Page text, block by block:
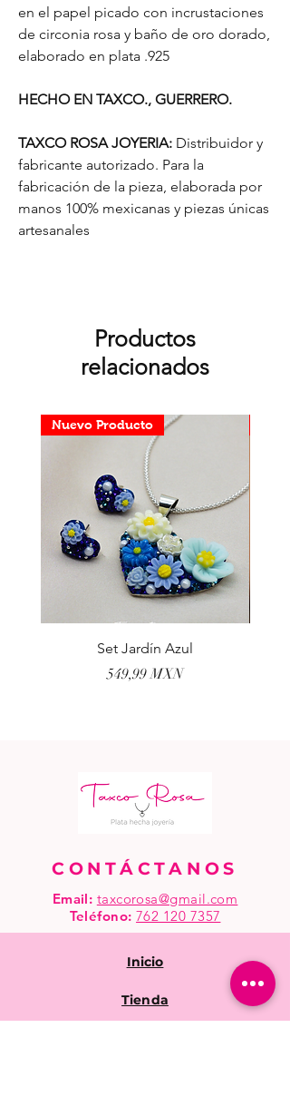
en el papel picado con incrustaciones
de circonia rosa y baño de oro dorado,
elaborado en plata .925
HECHO EN TAXCO., GUERRERO.
TAXCO ROSA JOYERIA: Distribuidor y
fabricante autorizado. Para la
fabricación de la pieza, elaborada por
manos 100% mexicanas y piezas únicas
artesanales
Productos
relacionados
Nuevo Producto
Set Jardín Azul
Precio
549,99 MXN
CONTÁCTANOS
Email: taxcorosa@gmail.com
Teléfono:762 120 7357
Inicio
Tienda